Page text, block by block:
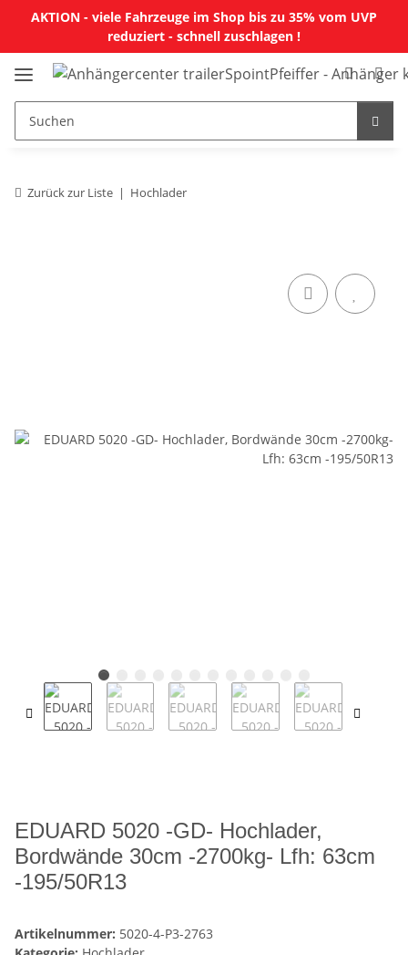
AKTION - viele Fahrzeuge im Shop bis zu 35% vom UVP
reduziert - schnell zuschlagen !
Zurück zur Liste Hochlader
EDUARD 5020 -GD- Hochlader,
Bordwände 30cm -2700kg- Lfh: 63cm
-195/50R13
Artikelnummer: 5020-4-P3-2763